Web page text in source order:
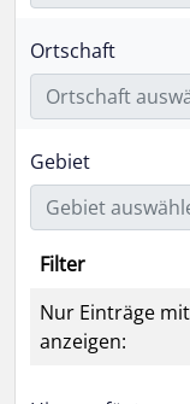
Ortschaft
Ortschaft
Gebiet
Gebiet
Filter
Nur Einträge
anzeigen: